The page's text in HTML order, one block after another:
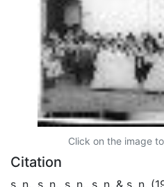
Click on the image
Citation
s. n., s. n., s. n., s. n. & s. n.